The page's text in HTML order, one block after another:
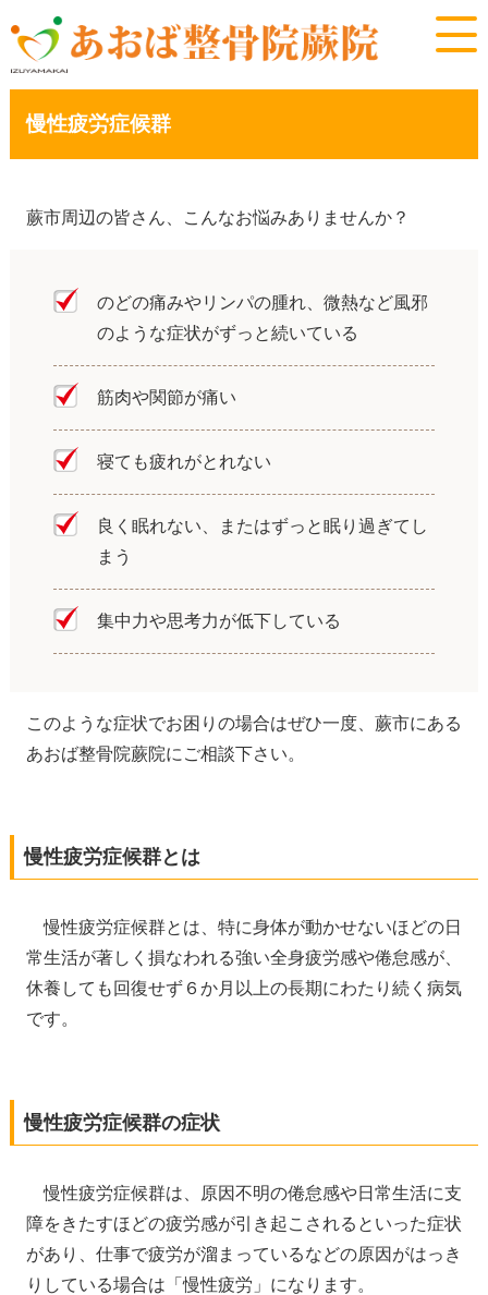
慢性疲労症候群
蕨市周辺の皆さん、こんなお悩みありませんか？
のどの痛みやリンパの腫れ、微熱など風邪
のような症状がずっと続いている
筋肉や関節が痛い
寝ても疲れがとれない
良く眠れない、またはずっと眠り過ぎてし
まう
集中力や思考力が低下している
このような症状でお困りの場合はぜひ一度、蕨市にある
あおば整骨院蕨院にご相談下さい。
慢性疲労症候群とは
慢性疲労症候群とは、特に身体が動かせないほどの日
常生活が著しく損なわれる強い全身疲労感や倦怠感が、
休養しても回復せず６か月以上の長期にわたり続く病気
です。
慢性疲労症候群の症状
慢性疲労症候群は、原因不明の倦怠感や日常生活に支
障をきたすほどの疲労感が引き起こされるといった症状
があり、仕事で疲労が溜まっているなどの原因がはっき
りしている場合は「慢性疲労」になります。